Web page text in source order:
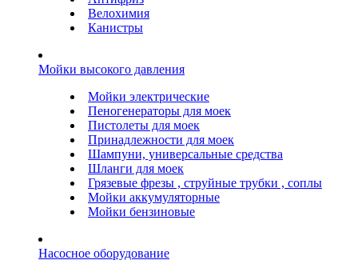
Велохимия
Канистры
Мойки высокого давления
Мойки электрические
Пеногенераторы для моек
Пистолеты для моек
Принадлежности для моек
Шампуни, универсальные средства
Шланги для моек
Грязевые фрезы , струйные трубки , соплы
Мойки аккумуляторные
Мойки бензиновые
Насосное оборудование